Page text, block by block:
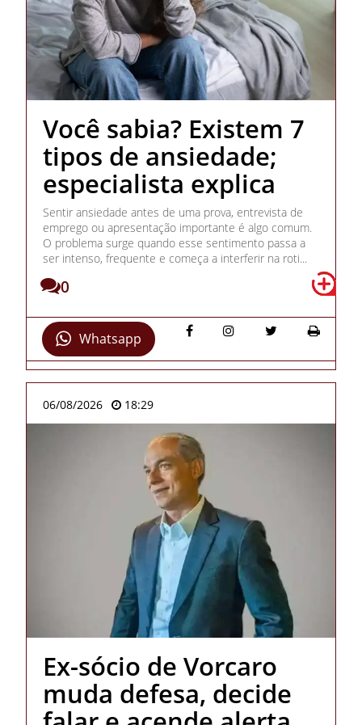
Você sabia? Existem 7
tipos de ansiedade;
especialista explica
Sentir ansiedade antes de uma prova, entrevista de
emprego ou apresentação importante é algo comum.
O problema surge quando esse sentimento passa a
ser intenso, frequente e começa a interferir na roti...
0
Whatsapp
06/08/2026 18:29
Ex-sócio de Vorcaro
muda defesa, decide